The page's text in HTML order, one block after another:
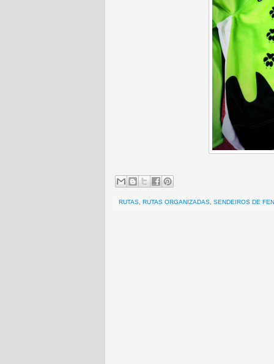
RUTAS RUTAS ORGANIZADAS SENDEIROS DE